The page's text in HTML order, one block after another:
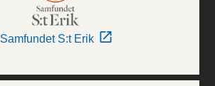
Samfundet S:t Erik